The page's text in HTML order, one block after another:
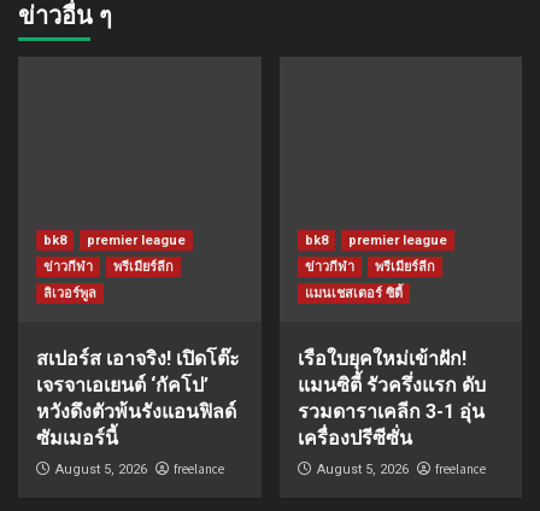
ข่าวอื่น ๆ
bk8
premier league
ข่าวกีฬา
พรีเมียร์ลีก
ลิเวอร์พูล
สเปอร์ส เอาจริง! เปิดโต๊ะ
เจรจาเอเยนต์ ‘กัคโป’
หวังดึงตัวพ้นรังแอนฟิลด์
ซัมเมอร์นี้
August 5, 2026 freelance
bk8
premier league
ข่าวกีฬา
พรีเมียร์ลีก
แมนเชสเตอร์ ซิตี้
เรือใบยุคใหม่เข้าฝัก!
แมนซิตี้ รัวครึ่งแรก ดับ
รวมดาราเคลีก 3-1 อุ่น
เครื่องปรีซีซั่น
August 5, 2026 freelance